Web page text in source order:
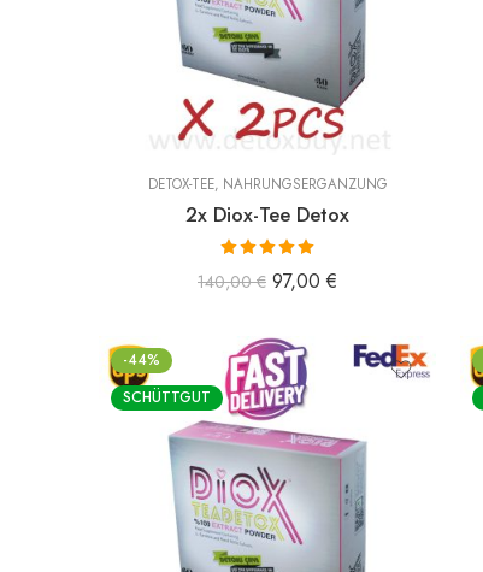
DETOX-TEE, NAHRUNGSERGÄNZUNG
2x Diox-Tee Detox
Bewertet mit
5.00
von 5
140,00€ 97,00 €
-44%
SCHÜTTGUT